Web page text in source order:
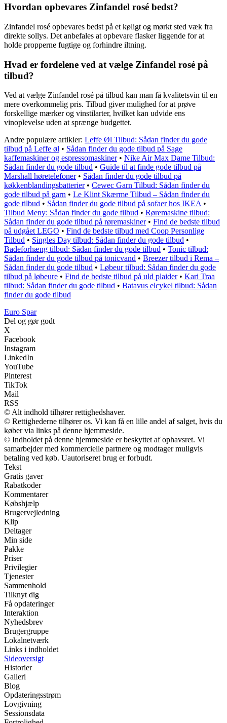
Hvordan opbevares Zinfandel rosé bedst?
Zinfandel rosé opbevares bedst på et køligt og mørkt sted væk fra
direkte sollys. Det anbefales at opbevare flasker liggende for at
holde propperne fugtige og forhindre iltning.
Hvad er fordelene ved at vælge Zinfandel rosé på
tilbud?
Ved at vælge Zinfandel rosé på tilbud kan man få kvalitetsvin til en
mere overkommelig pris. Tilbud giver mulighed for at prøve
forskellige mærker og vinstilarter, hvilket kan udvide ens
vinoplevelse uden at sprænge budgettet.
Andre populære artikler: Leffe Øl Tilbud: Sådan finder du gode
tilbud på Leffe øl • Sådan finder du gode tilbud på Sage
kaffemaskiner og espressomaskiner• Nike Air Max Dame Tilbud:
Sådan finder du gode tilbud • Guide til at finde gode tilbud på
Marshall høretelefoner• Sådan finder du gode tilbud på
køkkenblandingsbatterier• Cewec Garn Tilbud: Sådan finder du
gode tilbud på garn • Le Klint Skærme Tilbud – Sådan finder du
gode tilbud • Sådan finder du gode tilbud på sofaer hos IKEA •
Tilbud Meny: Sådan finder du gode tilbud • Røremaskine tilbud:
Sådan finder du gode tilbud på røremaskiner• Find de bedste tilbud
på udgået LEGO • Find de bedste tilbud med Coop Personlige
Tilbud • Singles Day tilbud: Sådan finder du gode tilbud •
Badeforhæng tilbud: Sådan finder du gode tilbud • Tonic tilbud:
Sådan finder du gode tilbud på tonicvand • Breezer tilbud i Rema –
Sådan finder du gode tilbud • Løbeur tilbud: Sådan finder du gode
tilbud på løbeure • Find de bedste tilbud på uld plaider• Kari Traa
tilbud: Sådan finder du gode tilbud • Batavus elcykel tilbud: Sådan
finder du gode tilbud
Euro Spar
Del og gør godt
X
Facebook
Instagram
LinkedIn
YouTube
Pinterest
TikTok
Mail
RSS
© Alt indhold tilhører rettighedshaver.
© Rettighederne tilhører os. Vi kan få en lille andel af salget, hvis du
køber via links på denne hjemmeside.
© Indholdet på denne hjemmeside er beskyttet af ophavsret. Vi
samarbejder med kommercielle partnere og modtager muligvis
betaling ved køb. Uautoriseret brug er forbudt.
Tekst
Gratis gaver
Rabatkoder
Kommentarer
Købshjælp
Brugervejledning
Klip
Deltager
Min side
Pakke
Priser
Privilegier
Tjenester
Sammenhold
Tilknyt dig
Få opdateringer
Interaktion
Nyhedsbrev
Brugergruppe
Lokalnetværk
Links i indholdet
Sideoversigt
Historier
Galleri
Blog
Opdateringsstrøm
Lovgivning
Sessionsdata